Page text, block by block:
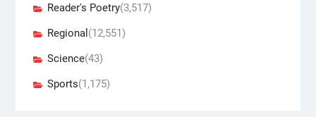
Reader's Poetry(3,517)
Regional (12,551)
Science(43)
Sports(1,175)